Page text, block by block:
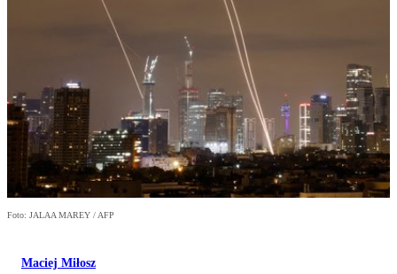
Foto: JALAA MAREY / AFP
Maciej Miłosz